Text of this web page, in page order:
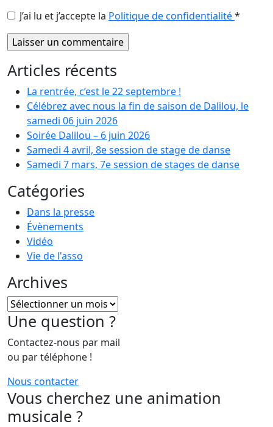
J’ai lu et j’accepte la Politique de confidentialité*
Articles récents
La rentrée, c’est le 22 septembre !
Célébrez avec nous la fin de saison de Dalilou, le
samedi 06 juin 2026
Soirée Dalilou – 6 juin 2026
Samedi 4 avril, 8e session de stage de danse
Samedi 7 mars, 7e session de stages de danse
Catégories
Dans la presse
Évènements
Vidéo
Vie de l'asso
Archives
Archives
Une question ?
Contactez-nous par mail
ou par téléphone !
Nous contacter
Vous cherchez une animation
musicale ?